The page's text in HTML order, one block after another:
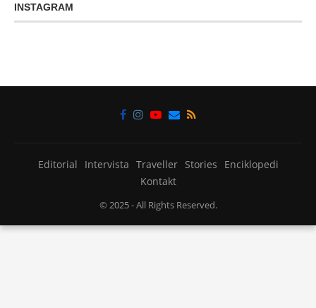
INSTAGRAM
Editorial Intervista Traveller Stories
Enciklopedi
Kontakt
© 2025- All Rights Reserved.